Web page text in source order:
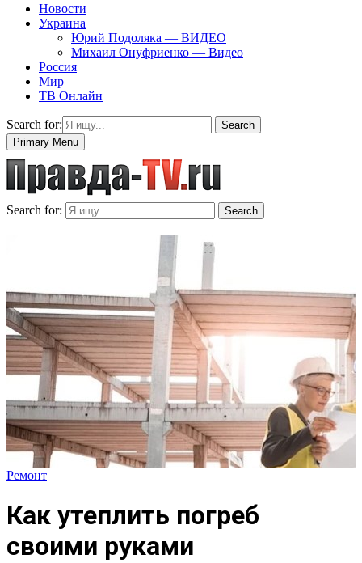
Новости
Украина
Юрий Подоляка — ВИДЕО
Михаил Онуфриенко — Видео
Россия
Мир
ТВ Онлайн
Search for:
Search
Primary Menu
Search for: Search
Ремонт
Как утеплить погреб
своими руками